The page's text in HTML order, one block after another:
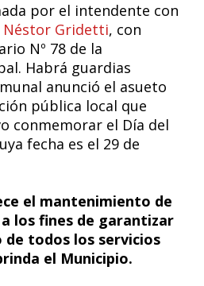
por el intendente con
Néstor Gridetti, con
Nº 78 de la
Habrá guardias
anunció el asueto
pública local que
conmemorar el Día del
fecha es el 29 de
el mantenimiento de
los fines de garantizar
todos los servicios
el Municipio.